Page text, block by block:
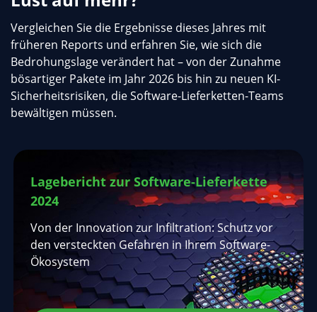
Vergleichen Sie die Ergebnisse dieses Jahres mit
früheren Reports und erfahren Sie, wie sich die
Bedrohungslage verändert hat – von der Zunahme
bösartiger Pakete im Jahr 2026 bis hin zu neuen KI-
Sicherheitsrisiken, die Software-Lieferketten-Teams
bewältigen müssen.
Lagebericht zur Software-Lieferkette
2024
Von der Innovation zur Infiltration: Schutz vor
den versteckten Gefahren in Ihrem Software-
Ökosystem